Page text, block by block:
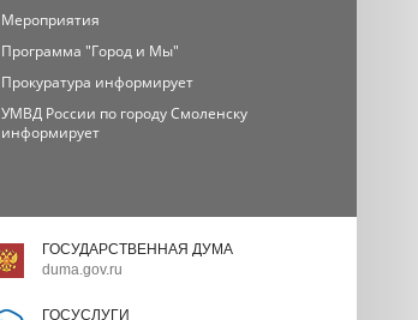
Мероприятия
Программа "Город и Мы"
Прокуратура информирует
УМВД России по городу Смоленску
информирует
ГОСУДАРСТВЕННАЯ ДУМА
duma.gov.ru
ГОСУСЛУГИ